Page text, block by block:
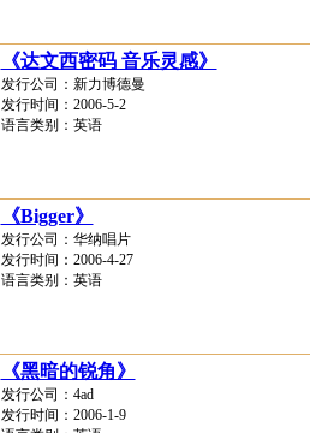
《达文西密码 音乐灵感》
发行公司：新力博德曼
发行时间：2006-5-2
语言类别：英语
《Bigger》
发行公司：华纳唱片
发行时间：2006-4-27
语言类别：英语
《黑暗的锐角》
发行公司：4ad
发行时间：2006-1-9